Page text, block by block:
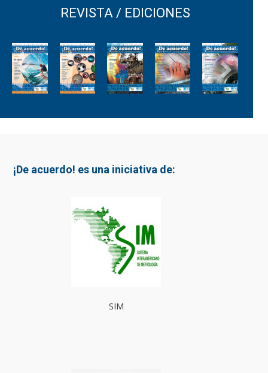
REVISTA / EDICIONES
¡De acuerdo! es una iniciativa de:
SIM